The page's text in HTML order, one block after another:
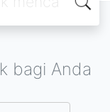
bagi Anda